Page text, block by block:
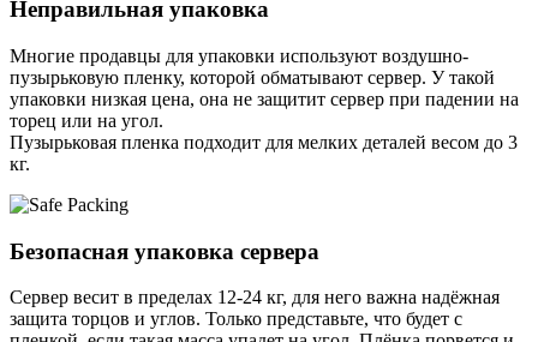
Неправильная упаковка
Многие продавцы для упаковки используют воздушно-
пузырьковую пленку, которой обматывают сервер. У такой
упаковки низкая цена, она не защитит сервер при падении на
торец или на угол.
Пузырьковая пленка подходит для мелких деталей весом до 3
кг.
Безопасная упаковка сервера
Сервер весит в пределах 12-24 кг, для него важна надёжная
защита торцов и углов. Только представьте, что будет с